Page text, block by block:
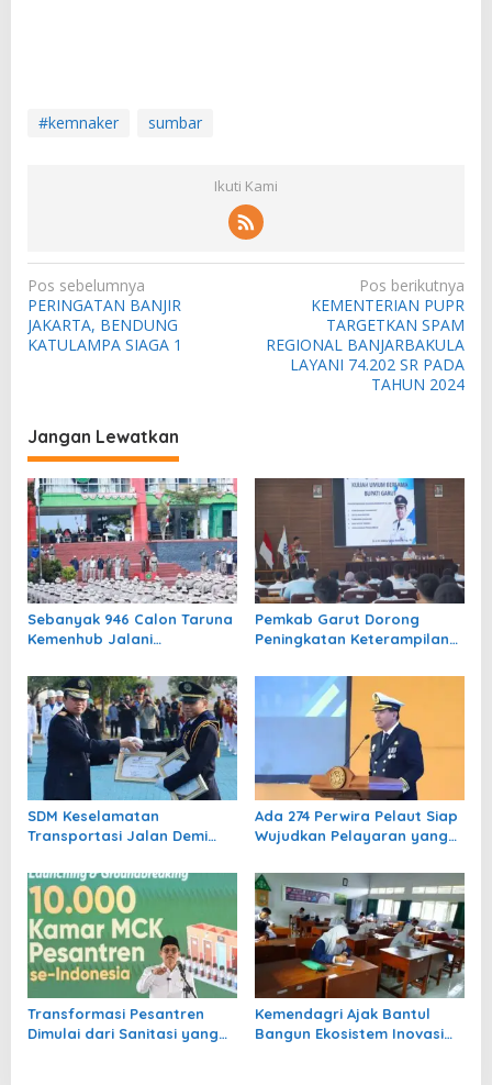
#kemnaker sumbar
Ikuti Kami
N
a
v
a
s
i
p
o
s
Pos sebelumnya
PERINGATAN BANJIR
JAKARTA, BENDUNG
KATULAMPA SIAGA 1
Pos berikutnya
KEMENTERIAN PUPR
TARGETKAN SPAM
REGIONAL BANJARBAKULA
LAYANI 74.202 SR PADA
TAHUN 2024
Jangan Lewatkan
Sebanyak 946 Calon Taruna
Kemenhub Jalani
Karakter dan Kedisiplinan
Pemkab Garut Dorong
Peningkatan Keterampilan
SDM Keselamatan
Transportasi Jalan Demi
Diperkuat Kemenhub
Ada 274 Perwira Pelaut Siap
Wujudkan Pelayaran yang
Berdaya Saing Global
Transformasi Pesantren
Dimulai dari Sanitasi yang
Kemendagri Ajak Bantul
Bangun Ekosistem Inovasi